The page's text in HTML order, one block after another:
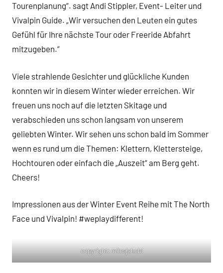
Tourenplanung“. sagt Andi Stippler, Event- Leiter und
Vivalpin Guide. „Wir versuchen den Leuten ein gutes
Gefühl für Ihre nächste Tour oder Freeride Abfahrt
mitzugeben.“
Viele strahlende Gesichter und glückliche Kunden
konnten wir in diesem Winter wieder erreichen. Wir
freuen uns noch auf die letzten Skitage und
verabschieden uns schon langsam von unserem
geliebten Winter. Wir sehen uns schon bald im Sommer
wenn es rund um die Themen: Klettern, Klettersteige,
Hochtouren oder einfach die „Auszeit“ am Berg geht.
Cheers!
Impressionen aus der Winter Event Reihe mit The North
Face und Vivalpin! #weplaydifferent!
copyright: milosjakobi